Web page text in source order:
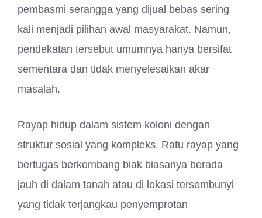
pembasmi serangga yang dijual bebas sering
kali menjadi pilihan awal masyarakat. Namun,
pendekatan tersebut umumnya hanya bersifat
sementara dan tidak menyelesaikan akar
masalah.
Rayap hidup dalam sistem koloni dengan
struktur sosial yang kompleks. Ratu rayap yang
bertugas berkembang biak biasanya berada
jauh di dalam tanah atau di lokasi tersembunyi
yang tidak terjangkau penyemprotan